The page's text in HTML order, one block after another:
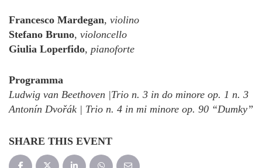
Francesco Mardegan, violino
Stefano Bruno, violoncello
Giulia Loperfido, pianoforte
Programma
Ludwig van Beethoven |Trio n. 3 in do minore op. 1 n. 3
Antonín Dvořák | Trio n. 4 in mi minore op. 90 “Dumky”
SHARE THIS EVENT